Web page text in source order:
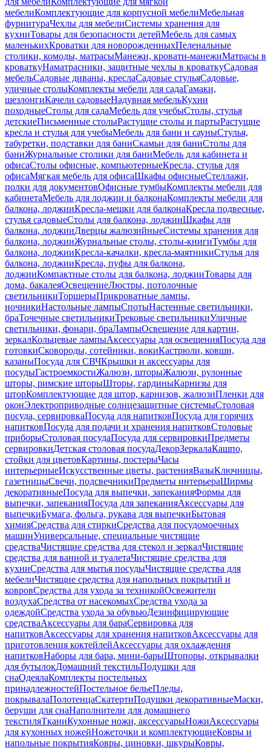
мебелиКомплектующие для корпусной мебелиМебельная
фурнитураЧехлы для мебелиСистемы хранения для
кухниТовары для безопасности детейМебель для самых
маленькихКроватки для новорожденныхПеленальные
столики, комоды, матрасыМанежи, кровати-манежиМатрасы в
кроваткуНаматрасники, защитные чехлы в кроваткуСадовая
мебельСадовые диваны, креслаСадовые стульяСадовые,
уличные столыКомплекты мебели для садаГамаки,
шезлонгиКачели садовыеНадувная мебельКухни
походныеСтолы для садаМебель для учебыСтолы, стулья
детскиеПисьменные столыРастущие столы и партыРастущие
кресла и стулья для учебыМебель для бани и сауныСтулья,
табуретки, подставки для баниСкамьи для баниСтолы для
баниЖурнальные столики для баниМебель для кабинета и
офисаСтолы офисные, компьютерныеКресла, стулья для
офисаМягкая мебель для офисаШкафы офисныеСтеллажи,
полки для документовОфисные тумбыКомплекты мебели для
кабинетаМебель для лоджии и балконаКомплекты мебели для
балкона, лоджииКресла-мешки для балконаКресла подвесные,
стулья садовыеСтолы для балкона, лоджииШкафы для
балкона, лоджииДверцы жалюзийныеСистемы хранения для
балкона, лоджииЖурнальные столы, столы-книгиТумбы для
балкона, лоджииКресла-качалки, кресла-маятникиСтулья для
балкона, лоджииКресла, пуфы для балкона,
лоджииКомпактные столы для балкона, лоджииТовары для
дома, бакалеяОсвещениеЛюстры, потолочные
светильникиТоршерыПрикроватные лампы,
ночникиНастольные лампыСпотыНастенные светильники,
браТочечные светильникиТрековые светильникиУличные
светильники, фонари, браЛампыОсвещение для картин,
зеркалКольцевые лампыАксессуары для освещенияПосуда для
готовкиСковороды, сотейники, вокиКастрюли, ковши,
казаныПосуда для СВЧКрышки и аксессуары для
посудыГастроемкостиЖалюзи, шторыЖалюзи, рулонные
шторы, римские шторыШторы, гардиныКарнизы для
шторКомплектующие для штор, карнизов, жалюзиПленки для
оконЭлектроприводные солнцезащитные системыСтоловая
посуда, сервировкаПосуда для напитковПосуда для горячих
напитковПосуда для подачи и хранения напитковСтоловые
приборыСтоловая посудаПосуда для сервировкиПредметы
сервировкиДетская столовая посудаДекорЗеркалаКашпо,
стойки для цветовКартины, постерыЧасы
интерьерныеИскусственные цветы, растенияВазыКлючницы,
газетницыСвечи, подсвечникиПредметы интерьераШирмы
декоративныеПосуда для выпечки, запеканияФормы для
выпечки, запеканияПосуда для запеканияАксессуары для
выпечкиБумага, фольга, рукава для выпечкиБытовая
химияСредства для стиркиСредства для посудомоечных
машинУниверсальные, специальные чистящие
средстваЧистящие средства для стекол и зеркалЧистящие
средства для ванной и туалетаЧистящие средства для
кухниСредства для мытья посудыЧистящие средства для
мебелиЧистящие средства для напольных покрытий и
ковровСредства для ухода за техникойОсвежители
воздухаСредства от насекомыхСредства ухода за
одеждойСредства ухода за обувьюДезинфицирующие
средстваАксессуары для бараСервировка для
напитковАксессуары для хранения напитковАксессуары для
приготовления коктейлейАксессуары для охлаждения
напитковНаборы для бара, мини-барыШтопоры, открывалки
для бутылокДомашний текстильПодушки для
снаОдеялаКомплекты постельных
принадлежностейПостельное бельеПледы,
покрывалаПолотенцаСкатертиПодушки декоративныеМаски,
беруши для снаНаполнители для домашнего
текстиляТканиКухонные ножи, аксессуарыНожиАксессуары
для кухонных ножейНожеточки и комплектующиеКовры и
напольные покрытияКовры, циновки, шкурыКовры,